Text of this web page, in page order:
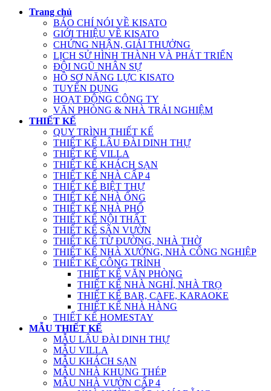
Trang chủ
BÁO CHÍ NÓI VỀ KISATO
GIỚI THIỆU VỀ KISATO
CHỨNG NHẬN, GIẢI THƯỞNG
LỊCH SỬ HÌNH THÀNH VÀ PHÁT TRIỂN
ĐỘI NGŨ NHÂN SỰ
HỒ SƠ NĂNG LỰC KISATO
TUYỂN DỤNG
HOẠT ĐỘNG CÔNG TY
VĂN PHÒNG & NHÀ TRẢI NGHIỆM
THIẾT KẾ
QUY TRÌNH THIẾT KẾ
THIẾT KẾ LÂU ĐÀI DINH THỰ
THIẾT KẾ VILLA
THIẾT KẾ KHÁCH SẠN
THIẾT KẾ NHÀ CẤP 4
THIẾT KẾ BIỆT THỰ
THIẾT KẾ NHÀ ỐNG
THIẾT KẾ NHÀ PHỐ
THIẾT KẾ NỘI THẤT
THIẾT KẾ SÂN VƯỜN
THIẾT KẾ TỪ ĐƯỜNG, NHÀ THỜ
THIẾT KẾ NHÀ XƯỞNG, NHÀ CÔNG NGHIỆP
THIẾT KẾ CÔNG TRÌNH
THIẾT KẾ VĂN PHÒNG
THIẾT KẾ NHÀ NGHỈ, NHÀ TRỌ
THIẾT KẾ BAR, CAFE, KARAOKE
THIẾT KẾ NHÀ HÀNG
THIẾT KẾ HOMESTAY
MẪU THIẾT KẾ
MẪU LÂU ĐÀI DINH THỰ
MẪU VILLA
MẪU KHÁCH SẠN
MẪU NHÀ KHUNG THÉP
MẪU NHÀ VƯỜN CẤP 4